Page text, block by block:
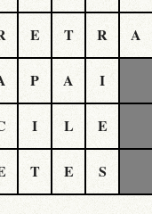
E T R A
P A I
I L E
T E S